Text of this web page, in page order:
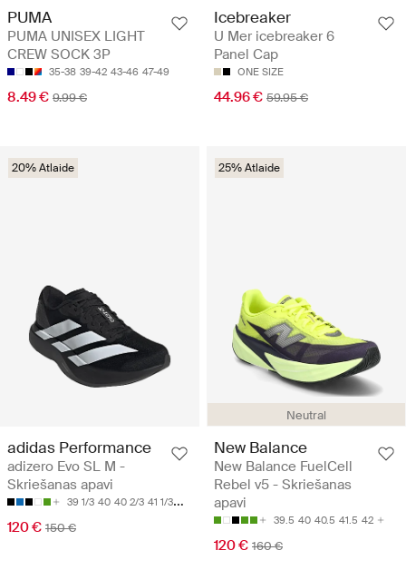
PUMA
PUMA UNISEX LIGHT
CREW SOCK 3P
35-38 39-42 43-46 47-49
8.49 € 9.99 €
Icebreaker
U Mer icebreaker 6
Panel Cap
ONE SIZE
44.96 € 59.95 €
20% Atlaide
adidas Performance
adizero Evo SL M -
Skriešanas apavi
39 1/3 40 40 2/3 41 1/3 42
120 € 150 €
Neutral
25% Atlaide
New Balance
New Balance FuelCell
Rebel v5 - Skriešanas
apavi
39.5 40 40.5 41.5 42
120 € 160 €